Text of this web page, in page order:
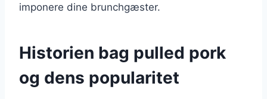
imponere dine brunchgæster.
Historien bag pulled pork
og dens popularitet